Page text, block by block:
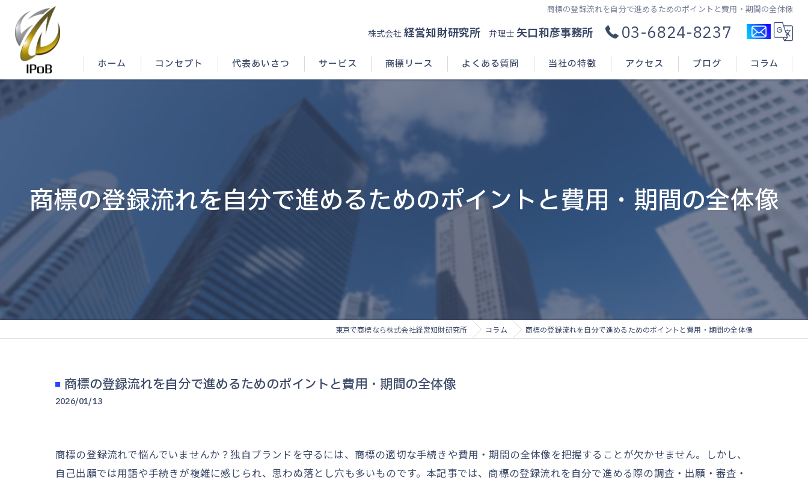
商標の登録流れを自分で進めるためのポイントと費用・期間の全体像
株式会社 経営知財研究所 弁理士 矢口和彦事務所 03-6824-8237
ホーム コンセプト 代表あいさつ サービス 商標リース よくある質問 当社の特徴
登録
アクセス ブログ コラム
商標の登録流れを自分で進めるためのポイントと費用・期間の全体像
東京で商標なら株式会社経営知財研究所 コラム 商標の登録流れを自分で進めるためのポイントと費用・期間の全体像
商標の登録流れを自分で進めるためのポイントと費用・期間の全体像
2026/01/13
商標の登録流れで悩んでいませんか？独自ブランドを守るには、商標の適切な手続きや費用・期間の全体像を把握することが欠かせません。しかし、
自己出願では用語や手続きが複雑に感じられ、思わぬ落とし穴も多いものです。本記事では、商標の登録流れを自分で進める際の調査・出願・審査・